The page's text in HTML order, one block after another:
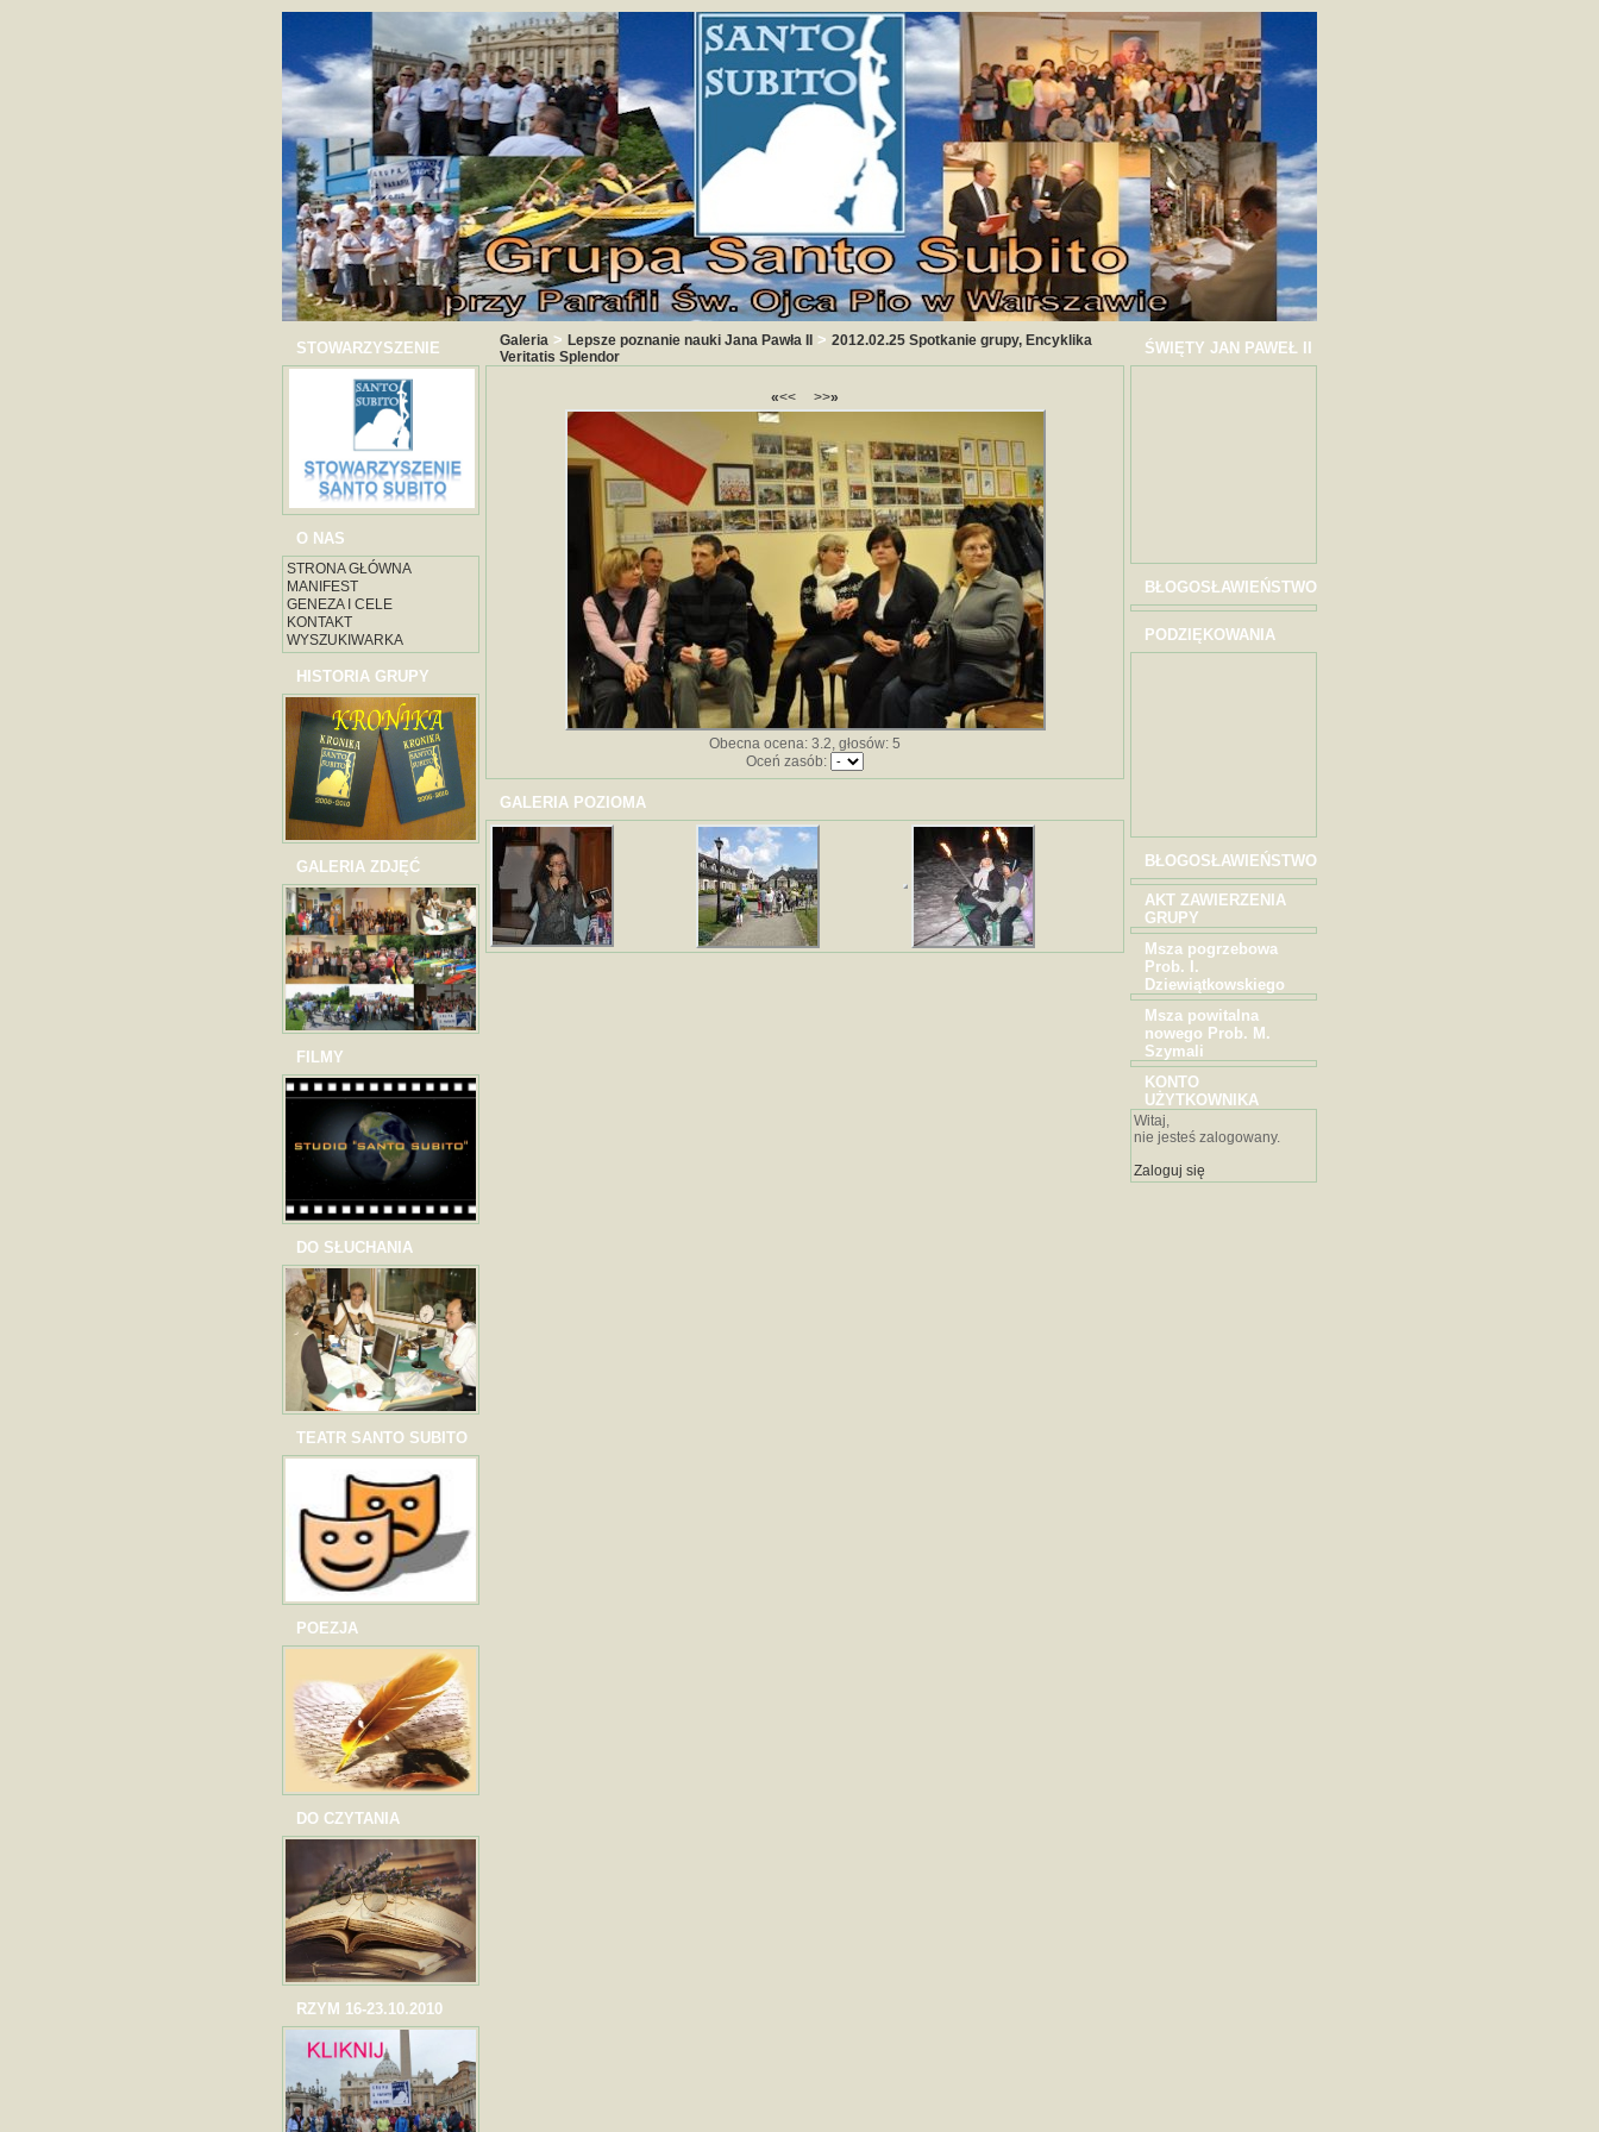
STOWARZYSZENIE
O NAS
STRONA GŁÓWNA
MANIFEST
GENEZA I CELE
KONTAKT
WYSZUKIWARKA
HISTORIA GRUPY
GALERIA ZDJĘĆ
FILMY
DO SŁUCHANIA
TEATR SANTO SUBITO
POEZJA
DO CZYTANIA
RZYM 16-23.10.2010
Galeria > Lepsze poznanie nauki Jana Pawła II > 2012.02.25 Spotkanie grupy, Encyklika
Veritatis Splendor
«<< >>»
Obecna ocena: 3.2, głosów: 5
Oceń zasób:
GALERIA POZIOMA
ŚWIĘTY JAN PAWEŁ II
BŁOGOSŁAWIEŃSTWO
PODZIĘKOWANIA
BŁOGOSŁAWIEŃSTWO
AKT ZAWIERZENIA
GRUPY
Msza pogrzebowa
Prob. I.
Dziewiątkowskiego
Msza powitalna
nowego Prob. M.
Szymali
KONTO
UŻYTKOWNIKA
Witaj,
nie jesteś zalogowany.
Zaloguj się